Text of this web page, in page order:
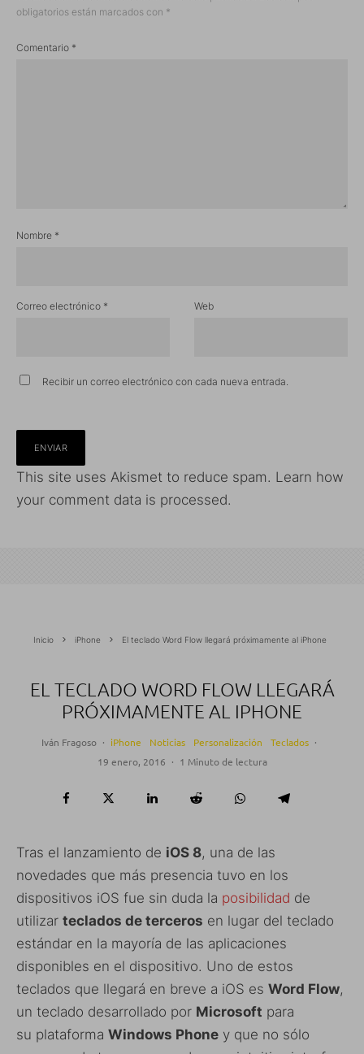
obligatorios están marcados con *
Comentario *
Nombre *
Correo electrónico * Web
Recibir un correo electrónico con cada nueva entrada.
This site uses Akismet to reduce spam. Learn how
your comment data is processed.
Inicio iPhone El teclado Word Flow llegará próximamente al iPhone
EL TECLADO WORD FLOW LLEGARÁ
PRÓXIMAMENTE AL IPHONE
Iván Fragoso · iPhone Noticias Personalización Teclados ·
19 enero, 2016 · 1 Minuto de lectura
Tras el lanzamiento de iOS 8, una de las
novedades que más presencia tuvo en los
dispositivos iOS fue sin duda la posibilidad de
utilizar teclados de terceros en lugar del teclado
estándar en la mayoría de las aplicaciones
disponibles en el dispositivo. Uno de estos
teclados que llegará en breve a iOS es Word Flow,
un teclado desarrollado por Microsoft para
su plataforma Windows Phone y que no sólo